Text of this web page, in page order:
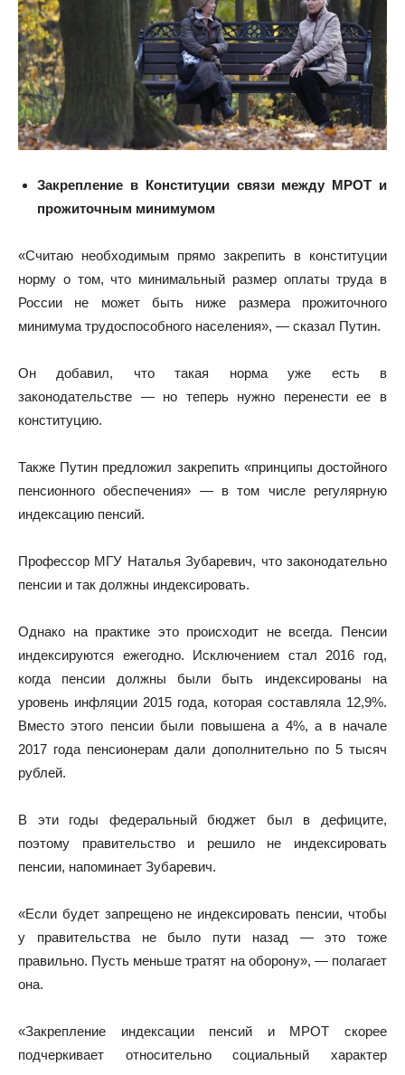
Закрепление в Конституции связи между МРОТ и
прожиточным минимумом
«Считаю необходимым прямо закрепить в конституции
норму о том, что минимальный размер оплаты труда в
России не может быть ниже размера прожиточного
минимума трудоспособного населения», — сказал Путин.
Он добавил, что такая норма уже есть в
законодательстве — но теперь нужно перенести ее в
конституцию.
Также Путин предложил закрепить «принципы достойного
пенсионного обеспечения» — в том числе регулярную
индексацию пенсий.
Профессор МГУ Наталья Зубаревич, что законодательно
пенсии и так должны индексировать.
Однако на практике это происходит не всегда. Пенсии
индексируются ежегодно. Исключением стал 2016 год,
когда пенсии должны были быть индексированы на
уровень инфляции 2015 года, которая составляла 12,9%.
Вместо этого пенсии были повышена а 4%, а в начале
2017 года пенсионерам дали дополнительно по 5 тысяч
рублей.
В эти годы федеральный бюджет был в дефиците,
поэтому правительство и решило не индексировать
пенсии, напоминает Зубаревич.
«Если будет запрещено не индексировать пенсии, чтобы
у правительства не было пути назад — это тоже
правильно. Пусть меньше тратят на оборону», — полагает
она.
«Закрепление индексации пенсий и МРОТ скорее
подчеркивает относительно социальный характер